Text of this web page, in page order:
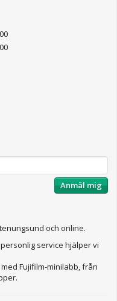
Anmäl mig
och online.
service hjälper vi
Fujifilm-minilabb, från